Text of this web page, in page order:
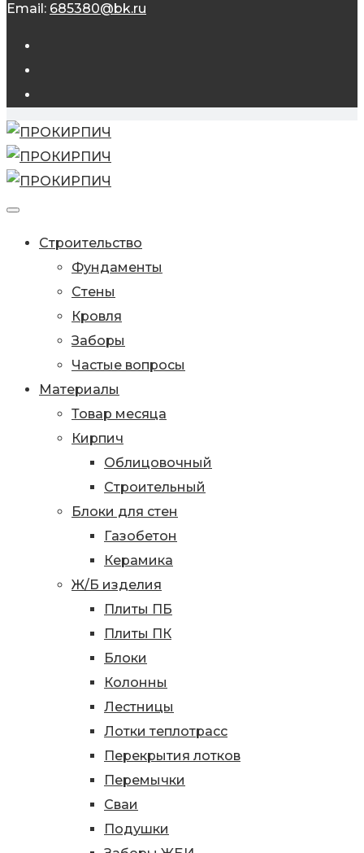
Email: 685380@bk.ru
Строительство
Фундаменты
Стены
Кровля
Заборы
Частые вопросы
Материалы
Товар месяца
Кирпич
Облицовочный
Строительный
Блоки для стен
Газобетон
Керамика
Ж/Б изделия
Плиты ПБ
Плиты ПК
Блоки
Колонны
Лестницы
Лотки теплотрасс
Перекрытия лотков
Перемычки
Сваи
Подушки